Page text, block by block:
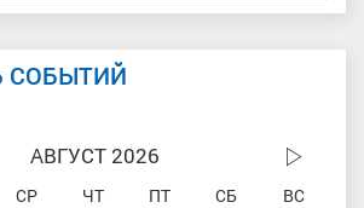
СОБЫТИЙ
АВГУСТ 2026
СР ЧТ ПТ СБ
ВС